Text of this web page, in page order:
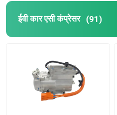
कार एयर कंडीशनिंग कंप्रेसर
ट्रक एयर कंडीशनिंग कंप्रेसर
ईवी कार एसी कंप्रेसर (91)